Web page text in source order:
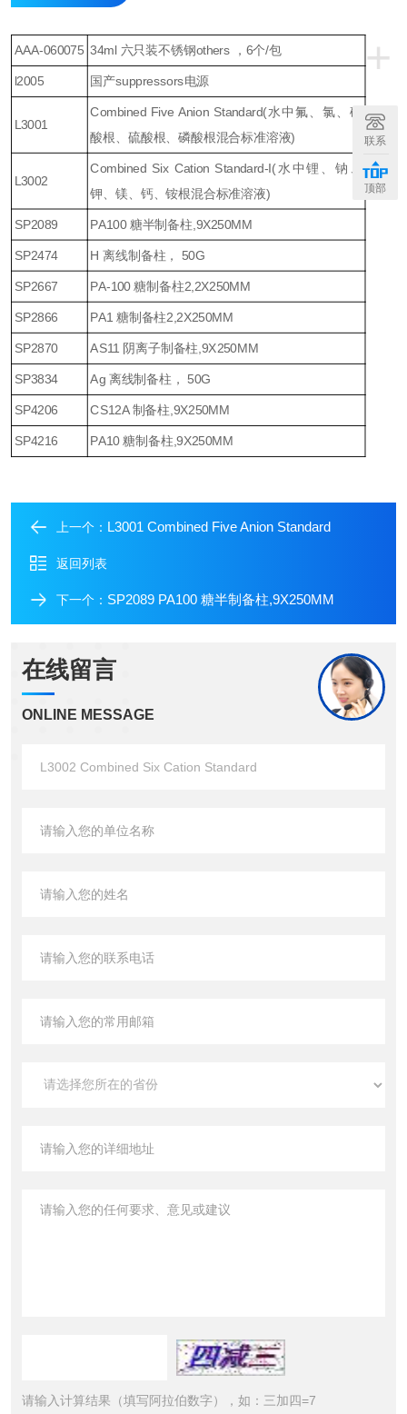
+
AAA-060075 34ml 六只装不锈钢others ，6个/包
l2005 国产suppressors电源
L3001
Combined Five Anion Standard(水中氟、氯、硝
酸根、硫酸根、磷酸根混合标准溶液)
L3002
Combined Six Cation Standard-I(水中锂、钠、
钾、镁、钙、铵根混合标准溶液)
SP2089 PA100 糖半制备柱,9X250MM
SP2474 H 离线制备柱， 50G
SP2667 PA-100 糖制备柱2,2X250MM
SP2866 PA1 糖制备柱2,2X250MM
SP2870 AS11 阴离子制备柱,9X250MM
SP3834 Ag 离线制备柱， 50G
SP4206 CS12A 制备柱,9X250MM
SP4216 PA10 糖制备柱,9X250MM
上一个： L3001 Combined Five Anion Standard
返回列表
下一个： SP2089 PA100 糖半制备柱,9X250MM
在线留言
ONLINE MESSAGE
请输入计算结果（填写阿拉伯数字），如：三加四=7
联系
顶部